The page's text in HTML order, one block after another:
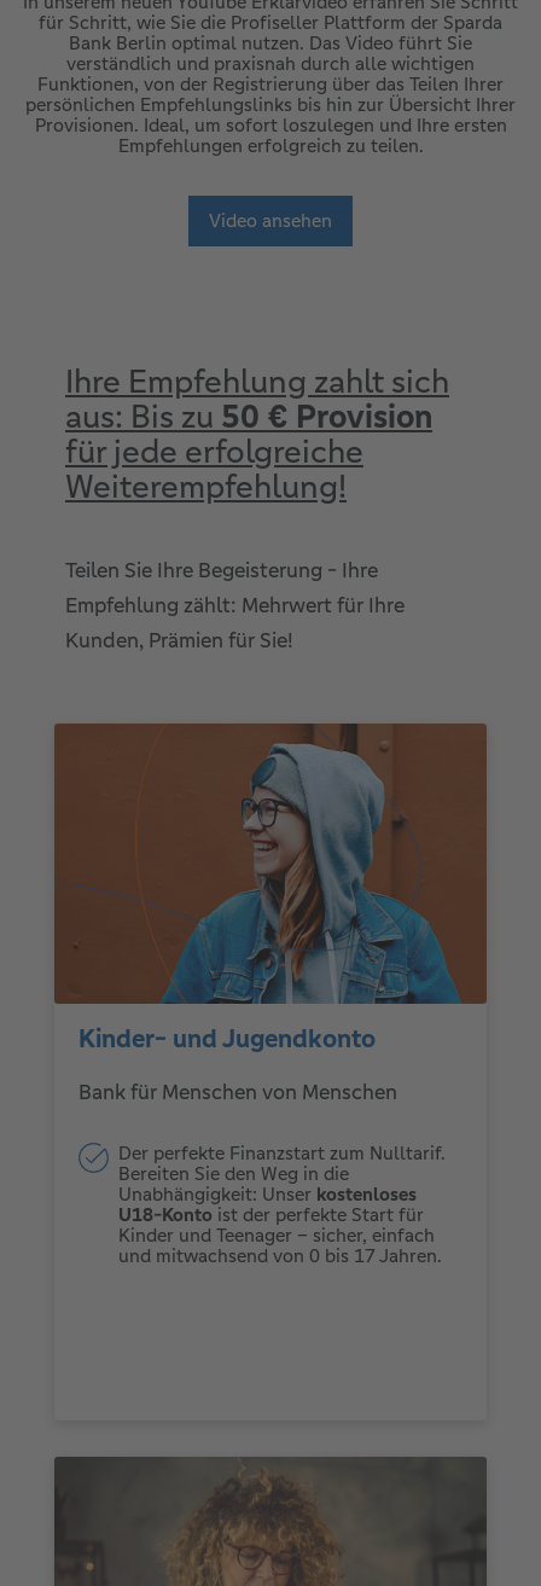
für Schritt, wie Sie die Profiseller Plattform der Sparda
Bank Berlin optimal nutzen. Das Video führt Sie
verständlich und praxisnah durch alle wichtigen
Funktionen, von der Registrierung über das Teilen Ihrer
persönlichen Empfehlungslinks bis hin zur Übersicht Ihrer
Provisionen. Ideal, um sofort loszulegen und Ihre ersten
Empfehlungen erfolgreich zu teilen.
Video ansehen
Ihre Empfehlung zahlt sich
aus: Bis zu 50 € Provision
für jede erfolgreiche
Weiterempfehlung!
Teilen Sie Ihre Begeisterung - Ihre
Empfehlung zählt: Mehrwert für Ihre
Kunden, Prämien für Sie!
Kinder- und Jugendkonto
Bank für Menschen von Menschen
Der perfekte Finanzstart zum Nulltarif.
Bereiten Sie den Weg in die
Unabhängigkeit: Unser kostenloses
U18-Konto ist der perfekte Start für
Kinder und Teenager – sicher, einfach
und mitwachsend von 0 bis 17 Jahren.